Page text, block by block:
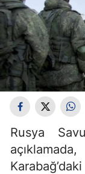
Rusya